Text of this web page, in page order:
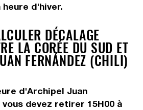
d'hiver.
DÉCALAGE
LA CORÉE DU SUD ET
FERNÁNDEZ (CHILI)
d'Archipel Juan
vous devez retirer 15H00à